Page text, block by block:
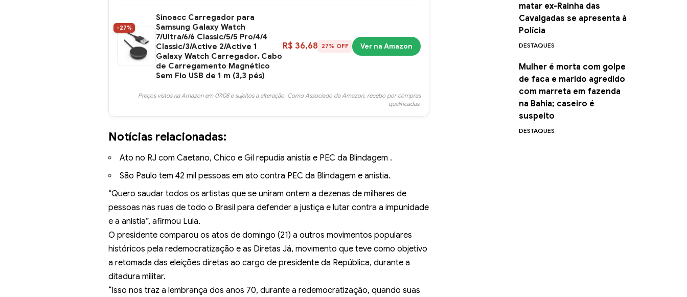
-27%
Sinoacc Carregador para
Samsung Galaxy Watch
7/Ultra/6/6 Classic/5/5 Pro/4/4
Classic/3/Active 2/Active 1
Galaxy Watch Carregador, Cabo
de Carregamento Magnético
Sem Fio USB de 1 m (3,3 pés)
R$ 36,68 27% OFF Ver na Amazon
Preços vistos na Amazon em 07/08 e sujeitos a alteração. Como Associado da Amazon, recebo por compras
qualificadas.
Notícias relacionadas:
Ato no RJ com Caetano, Chico e Gil repudia anistia e PEC da Blindagem .
São Paulo tem 42 mil pessoas em ato contra PEC da Blindagem e anistia.
“Quero saudar todos os artistas que se uniram ontem a dezenas de milhares de
pessoas nas ruas de todo o Brasil para defender a justiça e lutar contra a impunidade
e a anistia”, afirmou Lula.
O presidente comparou os atos de domingo (21) a outros movimentos populares
históricos pela redemocratização e as Diretas Já, movimento que teve como objetivo
a retomada das eleições diretas ao cargo de presidente da República, durante a
ditadura militar.
“Isso nos traz a lembrança dos anos 70, durante a redemocratização, quando suas
matar ex-Rainha das
Cavalgadas se apresenta à
Polícia
DESTAQUES
Mulher é morta com golpe
de faca e marido agredido
com marreta em fazenda
na Bahia; caseiro é
suspeito
DESTAQUES